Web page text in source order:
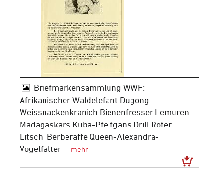
Briefmarkensammlung WWF:
Afrikanischer Waldelefant Dugong
Weissnackenkranich Bienenfresser Lemuren
Madagaskars Kuba-Pfeifgans Drill Roter
Litschi Berberaffe Queen-Alexandra-
Vogelfalter